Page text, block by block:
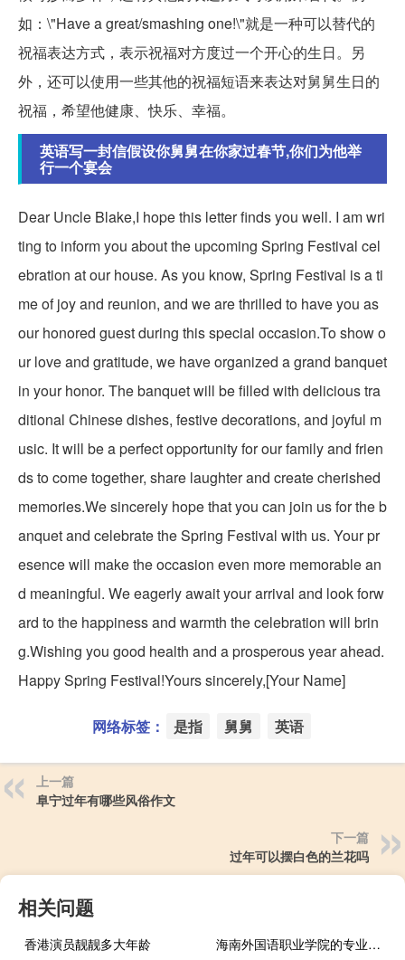
如：\"Have a great/smashing one!\"就是一种可以替代的
祝福表达方式，表示祝福对方度过一个开心的生日。另
外，还可以使用一些其他的祝福短语来表达对舅舅生日的
祝福，希望他健康、快乐、幸福。
英语写一封信假设你舅舅在你家过春节,你们为他举
行一个宴会
Dear Uncle Blake,I hope this letter finds you well. I am wri
ting to inform you about the upcoming Spring Festival cel
ebration at our house. As you know, Spring Festival is a ti
me of joy and reunion, and we are thrilled to have you as
our honored guest during this special occasion.To show o
ur love and gratitude, we have organized a grand banquet
in your honor. The banquet will be filled with delicious tra
ditional Chinese dishes, festive decorations, and joyful m
usic. It will be a perfect opportunity for our family and frien
ds to come together, share laughter and create cherished
memories.We sincerely hope that you can join us for the b
anquet and celebrate the Spring Festival with us. Your pr
esence will make the occasion even more memorable an
d meaningful. We eagerly await your arrival and look forw
ard to the happiness and warmth the celebration will brin
g.Wishing you good health and a prosperous year ahead.
Happy Spring Festival!Yours sincerely,[Your Name]
网络标签： 是指 舅舅 英语
上一篇
阜宁过年有哪些风俗作文
下一篇
过年可以摆白色的兰花吗
相关问题
香港演员靓靓多大年龄
海南外国语职业学院的专业有哪些